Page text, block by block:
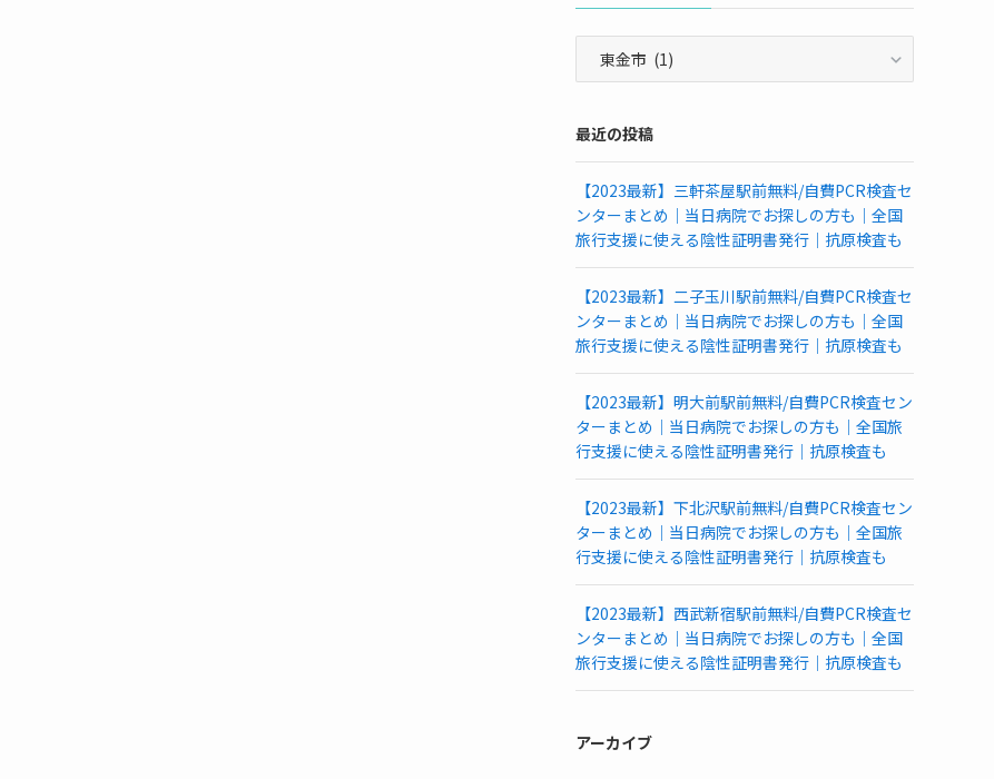
料・
PCR
検
査
所
一
覧
(都
道
府
別)
最近の投稿
【2023最新】三軒茶屋駅前無料/自費PCR検査セ
ンターまとめ｜当日病院でお探しの方も｜全国
旅行支援に使える陰性証明書発行｜抗原検査も
【2023最新】二子玉川駅前無料/自費PCR検査セ
ンターまとめ｜当日病院でお探しの方も｜全国
旅行支援に使える陰性証明書発行｜抗原検査も
【2023最新】明大前駅前無料/自費PCR検査セン
ターまとめ｜当日病院でお探しの方も｜全国旅
行支援に使える陰性証明書発行｜抗原検査も
【2023最新】下北沢駅前無料/自費PCR検査セン
ターまとめ｜当日病院でお探しの方も｜全国旅
行支援に使える陰性証明書発行｜抗原検査も
【2023最新】西武新宿駅前無料/自費PCR検査セ
ンターまとめ｜当日病院でお探しの方も｜全国
旅行支援に使える陰性証明書発行｜抗原検査も
アーカイブ